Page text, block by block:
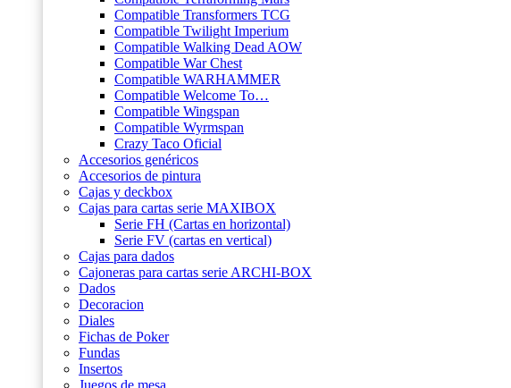
Compatible Transformers TCG
Compatible Twilight Imperium
Compatible Walking Dead AOW
Compatible War Chest
Compatible WARHAMMER
Compatible Welcome To…
Compatible Wingspan
Compatible Wyrmspan
Crazy Taco Oficial
Accesorios genéricos
Accesorios de pintura
Cajas y deckbox
Cajas para cartas serie MAXIBOX
Serie FH (Cartas en horizontal)
Serie FV (cartas en vertical)
Cajas para dados
Cajoneras para cartas serie ARCHI-BOX
Dados
Decoracion
Diales
Fichas de Poker
Fundas
Insertos